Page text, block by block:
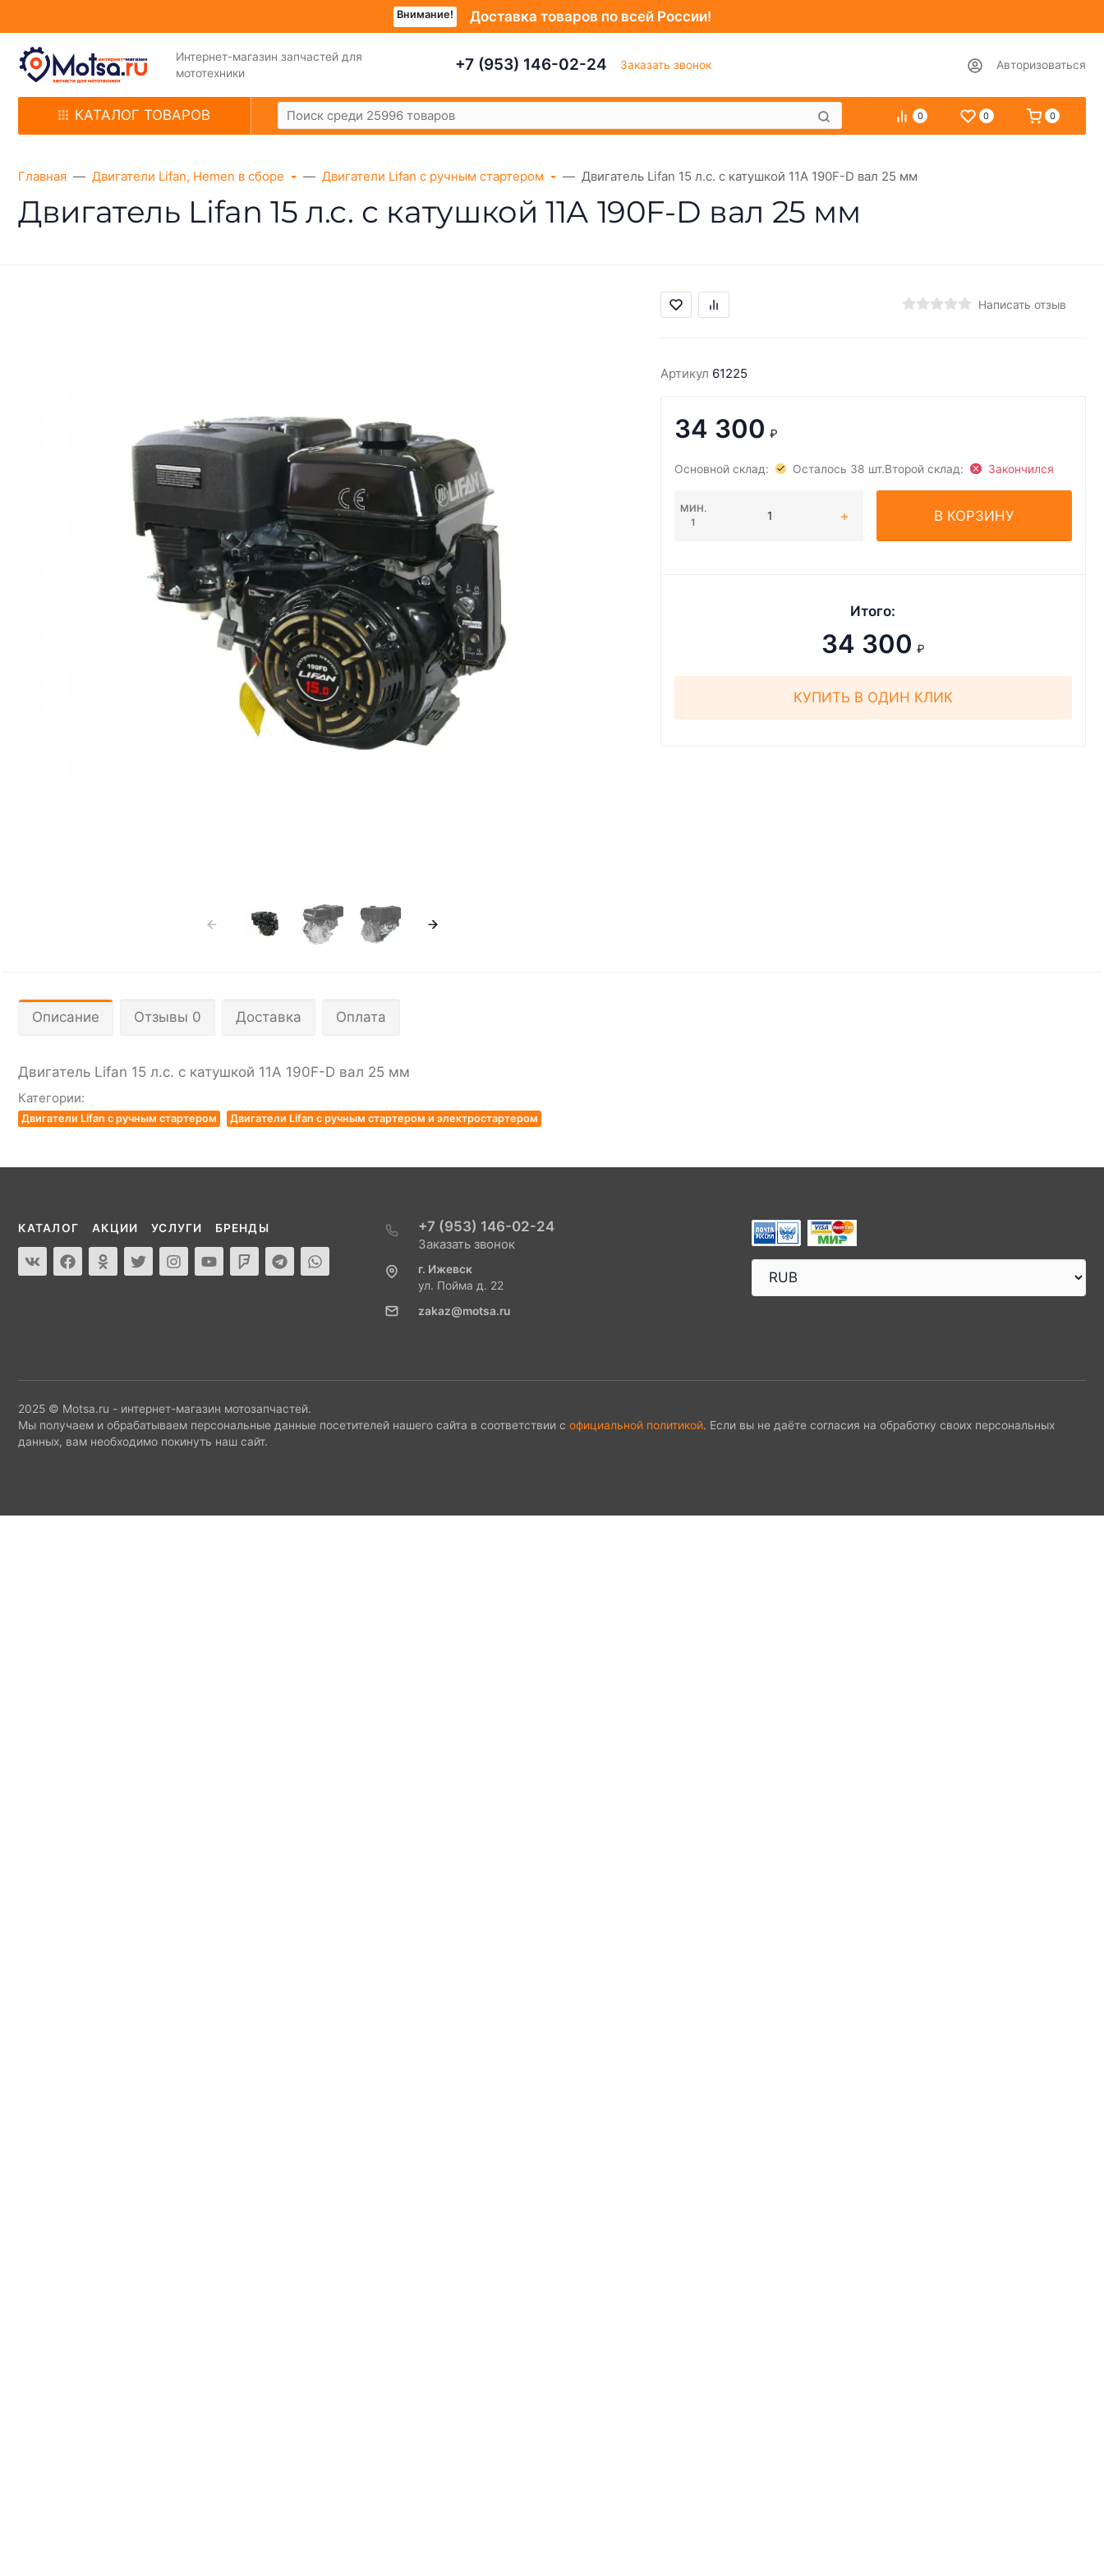
Внимание! Доставка товаров по всей России!
Интернет-магазин запчастей для
мототехники
+7 (953) 146-02-24 Заказать звонок Авторизоваться
КАТАЛОГ ТОВАРОВ 0 0 0
Главная Двигатели Lifan, Hemen в сборе Двигатели Lifan с ручным стартером Двигатель Lifan 15 л.с. с катушкой 11А 190F-D вал 25 мм
Двигатель Lifan 15 л.с. с катушкой 11А 190F-D вал 25 мм
Написать отзыв
Артикул 61225
34 300 ₽
Основной склад: Осталось 38 шт.Второй склад: Закончился
МИН.
1
В КОРЗИНУ
Итого:
34 300 ₽
КУПИТЬ В ОДИН КЛИК
Описание Отзывы 0 Доставка Оплата
Двигатель Lifan 15 л.с. с катушкой 11А 190F-D вал 25 мм
Категории:
Двигатели Lifan с ручным стартером Двигатели Lifan с ручным стартером и электростартером
КАТАЛОГ АКЦИИ УСЛУГИ БРЕНДЫ +7 (953) 146-02-24
Заказать звонок
г. Ижевск
ул. Пойма д. 22
zakaz@motsa.ru
2025 © Motsa.ru - интернет-магазин мотозапчастей.
Мы получаем и обрабатываем персональные данные посетителей нашего сайта в соответствии с официальной политикой. Если вы не даёте согласия на обработку своих персональных
данных, вам необходимо покинуть наш сайт.